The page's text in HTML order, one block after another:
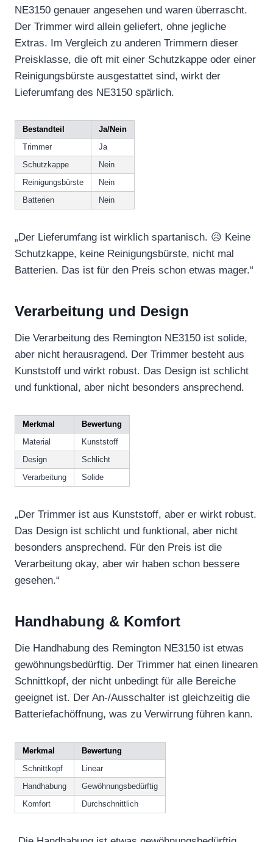
NE3150 genauer angesehen und waren überrascht.
Der Trimmer wird allein geliefert, ohne jegliche
Extras. Im Vergleich zu anderen Trimmern dieser
Preisklasse, die oft mit einer Schutzkappe oder einer
Reinigungsbürste ausgestattet sind, wirkt der
Lieferumfang des NE3150 spärlich.
Bestandteil
Ja/Nein
Trimmer
Ja
Schutzkappe
Nein
Reinigungsbürste
Nein
Batterien
Nein
„Der Lieferumfang ist wirklich spartanisch. 😥 Keine
Schutzkappe, keine Reinigungsbürste, nicht mal
Batterien. Das ist für den Preis schon etwas mager.“
Verarbeitung und Design
Die Verarbeitung des Remington NE3150 ist solide,
aber nicht herausragend. Der Trimmer besteht aus
Kunststoff und wirkt robust. Das Design ist schlicht
und funktional, aber nicht besonders ansprechend.
Merkmal
Bewertung
Material
Kunststoff
Design
Schlicht
Verarbeitung
Solide
„Der Trimmer ist aus Kunststoff, aber er wirkt robust.
Das Design ist schlicht und funktional, aber nicht
besonders ansprechend. Für den Preis ist die
Verarbeitung okay, aber wir haben schon bessere
gesehen.“
Handhabung & Komfort
Die Handhabung des Remington NE3150 ist etwas
gewöhnungsbedürftig. Der Trimmer hat einen linearen
Schnittkopf, der nicht unbedingt für alle Bereiche
geeignet ist. Der An-/Ausschalter ist gleichzeitig die
Batteriefachöffnung, was zu Verwirrung führen kann.
Merkmal
Bewertung
Schnittkopf
Linear
Handhabung
Gewöhnungsbedürftig
Komfort
Durchschnittlich